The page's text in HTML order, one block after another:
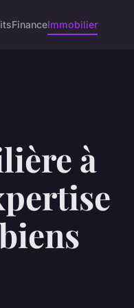
FinanceImmobilier
à